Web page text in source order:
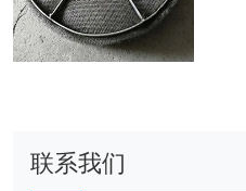
联系我们